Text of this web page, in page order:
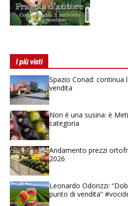
I più visti
Spazio Conad: continua
vendita
Non è una susina: è
categoria
Andamento prezzi
2026
Leonardo Odorizzi:
punto di vendita”